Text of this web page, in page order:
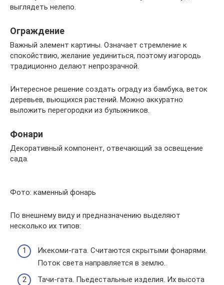
выглядеть нелепо.
Ограждение
Важный элемент картины. Означает стремление к
спокойствию, желание уединиться, поэтому изгородь
традиционно делают непрозрачной.
Интересное решение создать ограду из бамбука, веток
деревьев, вьющихся растений. Можно аккуратно
выложить перегородки из булыжников.
Фонари
Декоративный компонент, отвечающий за освещение
сада.
Фото: каменный фонарь
По внешнему виду и предназначению выделяют
несколько их типов:
Икекоми-гата. Считаются скрытыми фонарями.
Поток света направляется в землю.
Тачи-гата. Пьедестальные изделия. Их высота